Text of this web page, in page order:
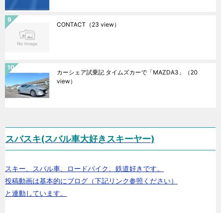
CONTACT （23 view）
カーシェア試乗記 タイムズカーで「MAZDA3」
（20
view）
スバスキ(スバル車大好きスキーヤー)
スキー、スバル車、ロードバイク、鉄道好きです。
投稿動画は基本的にブログ（下記リンク参照ください）
と連動しています。